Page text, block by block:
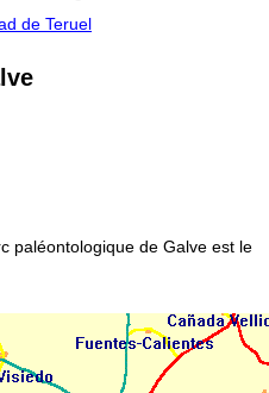
de Teruel
paléontologique de Galve est le